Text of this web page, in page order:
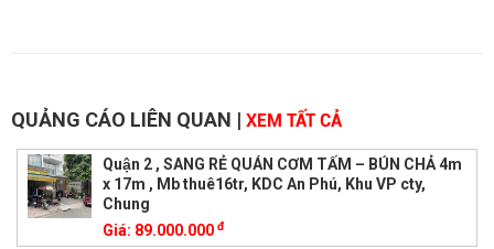
QUẢNG CÁO LIÊN QUAN | XEM TẤT CẢ
Quận 2 , SANG RẺ QUÁN CƠM TẤM – BÚN CHẢ 4m
x 17m , Mb thuê16tr, KDC An Phú, Khu VP cty,
Chung
Giá: 89.000.000 đ